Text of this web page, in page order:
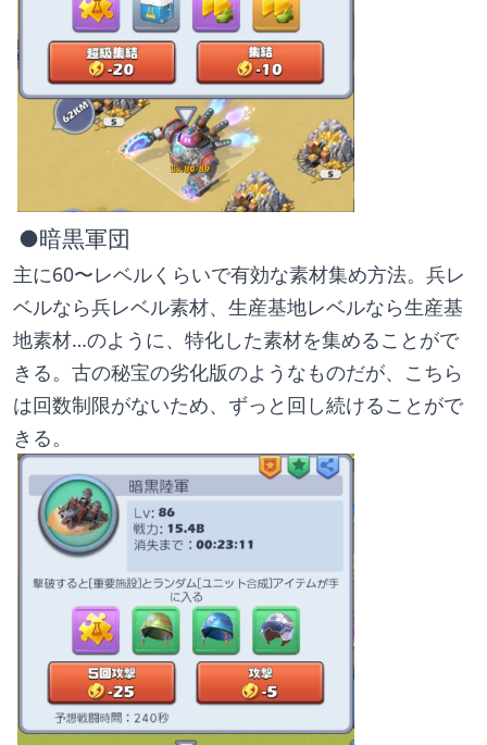
●暗黒軍団
主に60〜レベルくらいで有効な素材集め方法。兵レ
ベルなら兵レベル素材、生産基地レベルなら生産基
地素材…のように、特化した素材を集めることがで
きる。古の秘宝の劣化版のようなものだが、こちら
は回数制限がないため、ずっと回し続けることがで
きる。